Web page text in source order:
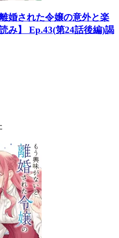
婚された令嬢の意外と楽
み】 Ep.43(第24話後編)謁